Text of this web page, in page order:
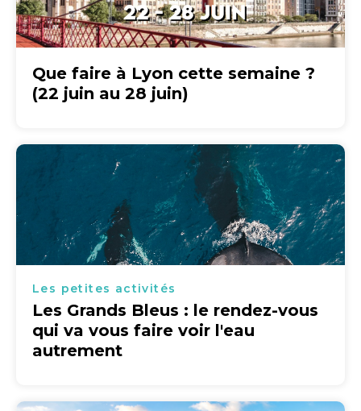
Que faire à Lyon cette semaine ?
(22 juin au 28 juin)
Les petites activités
Les Grands Bleus : le rendez-vous
qui va vous faire voir l'eau
autrement